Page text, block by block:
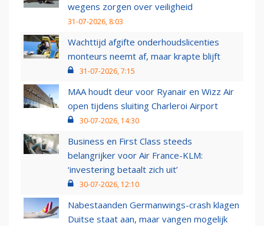
wegens zorgen over veiligheid
31-07-2026, 8:03
Wachttijd afgifte onderhoudslicenties
monteurs neemt af, maar krapte blijft
31-07-2026, 7:15
MAA houdt deur voor Ryanair en Wizz Air
open tijdens sluiting Charleroi Airport
30-07-2026, 14:30
Business en First Class steeds
belangrijker voor Air France-KLM:
‘investering betaalt zich uit’
30-07-2026, 12:10
Nabestaanden Germanwings-crash klagen
Duitse staat aan, maar vangen mogelijk